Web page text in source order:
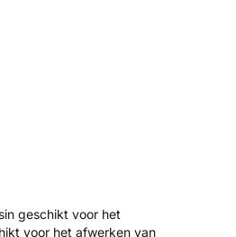
geschikt voor het
voor het afwerken van